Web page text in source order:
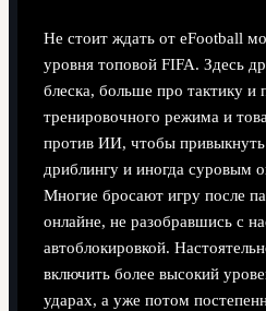
Не стоит ждать от eFootball
уровня топовой FIFA. Здесь
блеска, больше про тактику и
тренировочного режима и
против ИИ, чтобы
дриблингу и иногда суровым
Многие бросают игру после
онлайне, не разобравшись с
автоблокировкой.
включить более высокий
ударах, а уже потом